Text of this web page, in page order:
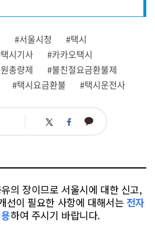
#서울시청
#택시
시기사
#카카오택시
총량제
#불친절요금환불제
#택시요금환불 #택시운전사
트 페 카
의 장이므로 서울시에 대한 신고,
선이 필요한 사항에 대해서는 전자
하여 주시기 바랍니다.